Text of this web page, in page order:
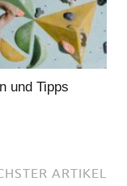
und Tipps
ARTIKEL